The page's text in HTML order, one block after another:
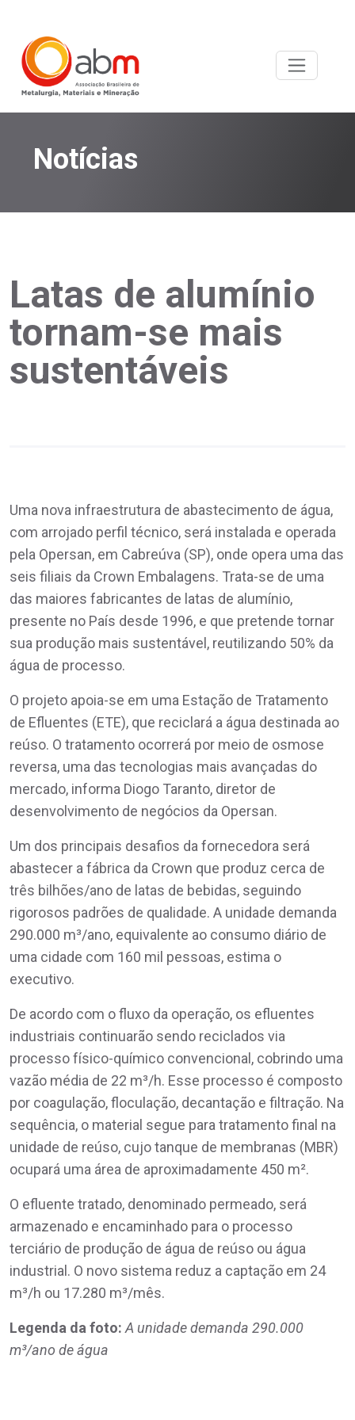
Notícias
Latas de alumínio
tornam-se mais
sustentáveis
Uma nova infraestrutura de abastecimento de água,
com arrojado perfil técnico, será instalada e operada
pela Opersan, em Cabreúva (SP), onde opera uma das
seis filiais da Crown Embalagens. Trata-se de uma
das maiores fabricantes de latas de alumínio,
presente no País desde 1996, e que pretende tornar
sua produção mais sustentável, reutilizando 50% da
água de processo.
O projeto apoia-se em uma Estação de Tratamento
de Efluentes (ETE), que reciclará a água destinada ao
reúso. O tratamento ocorrerá por meio de osmose
reversa, uma das tecnologias mais avançadas do
mercado, informa Diogo Taranto, diretor de
desenvolvimento de negócios da Opersan.
Um dos principais desafios da fornecedora será
abastecer a fábrica da Crown que produz cerca de
três bilhões/ano de latas de bebidas, seguindo
rigorosos padrões de qualidade. A unidade demanda
290.000 m³/ano, equivalente ao consumo diário de
uma cidade com 160 mil pessoas, estima o
executivo.
De acordo com o fluxo da operação, os efluentes
industriais continuarão sendo reciclados via
processo físico-químico convencional, cobrindo uma
vazão média de 22 m³/h. Esse processo é composto
por coagulação, floculação, decantação e filtração. Na
sequência, o material segue para tratamento final na
unidade de reúso, cujo tanque de membranas (MBR)
ocupará uma área de aproximadamente 450 m².
O efluente tratado, denominado permeado, será
armazenado e encaminhado para o processo
terciário de produção de água de reúso ou água
industrial. O novo sistema reduz a captação em 24
m³/h ou 17.280 m³/mês.
Legenda da foto: A unidade demanda 290.000
m³/ano de água